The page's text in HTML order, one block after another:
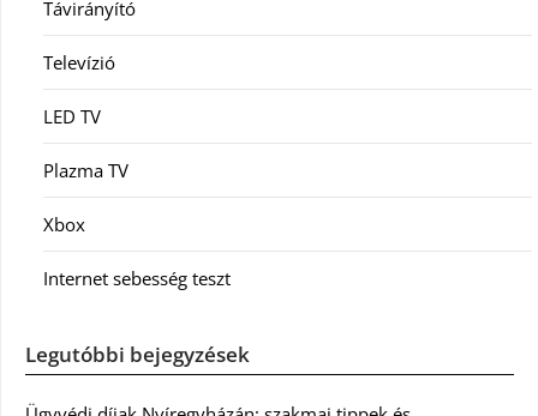
Távirányító
Televízió
LED TV
Plazma TV
Xbox
Internet sebesség teszt
Legutóbbi bejegyzések